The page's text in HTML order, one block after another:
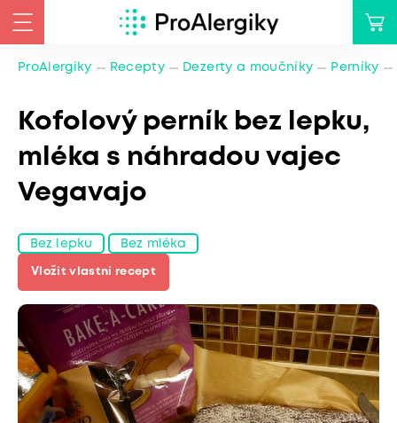
ProAlergiky Recepty Dezerty a moučníky Perníky
Kofolový perník bez lepku,
mléka s náhradou vajec
Vegavajo
Bez lepku Bez mléka
Vložit vlastní recept